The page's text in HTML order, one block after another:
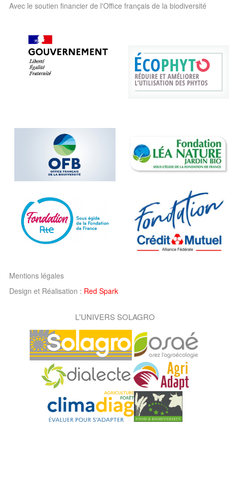
Avec le soutien financier de l'Office français de la biodiversité
Mentions légales
Design et Réalisation : Red Spark
L'UNIVERS SOLAGRO